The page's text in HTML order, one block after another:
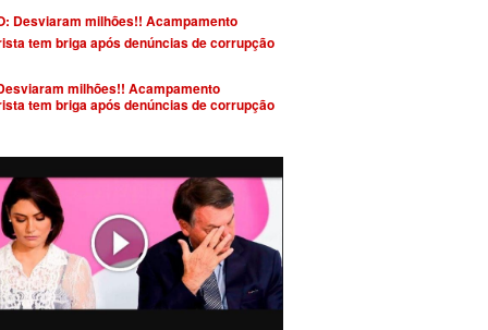
milhões!! Acampamento
tem briga após denúncias de corrupção